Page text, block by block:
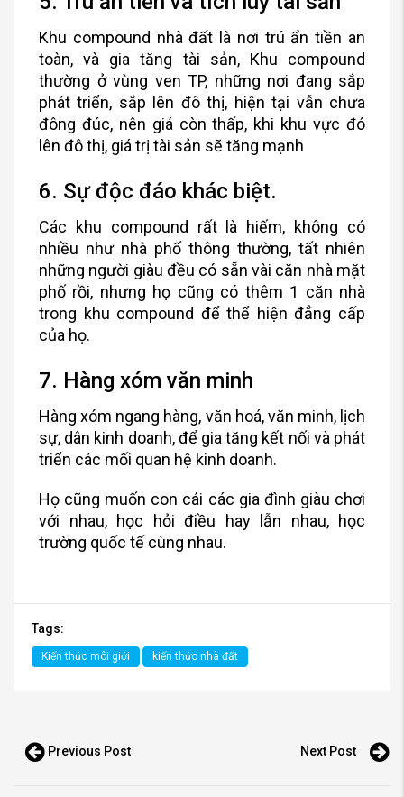
Khu compound nhà đất là nơi trú ẩn tiền an
toàn, và gia tăng tài sản, Khu compound
thường ở vùng ven TP, những nơi đang sắp
phát triển, sắp lên đô thị, hiện tại vẫn chưa
đông đúc, nên giá còn thấp, khi khu vực đó
lên đô thị, giá trị tài sản sẽ tăng mạnh
6. Sự độc đáo khác biệt.
Các khu compound rất là hiếm, không có
nhiều như nhà phố thông thường, tất nhiên
những người giàu đều có sẵn vài căn nhà mặt
phố rồi, nhưng họ cũng có thêm 1 căn nhà
trong khu compound để thể hiện đẳng cấp
của họ.
7. Hàng xóm văn minh
Hàng xóm ngang hàng, văn hoá, văn minh, lịch
sự, dân kinh doanh, để gia tăng kết nối và phát
triển các mối quan hệ kinh doanh.
Họ cũng muốn con cái các gia đình giàu chơi
với nhau, học hỏi điều hay lẫn nhau, học
trường quốc tế cùng nhau.
Tags:
Kiến thức môi giới kiến thức nhà đất
Previous Post Next Post